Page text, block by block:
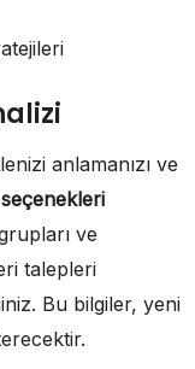
anlamanızı ve
seçenekleri
ve
talepleri
Bu bilgiler, yeni